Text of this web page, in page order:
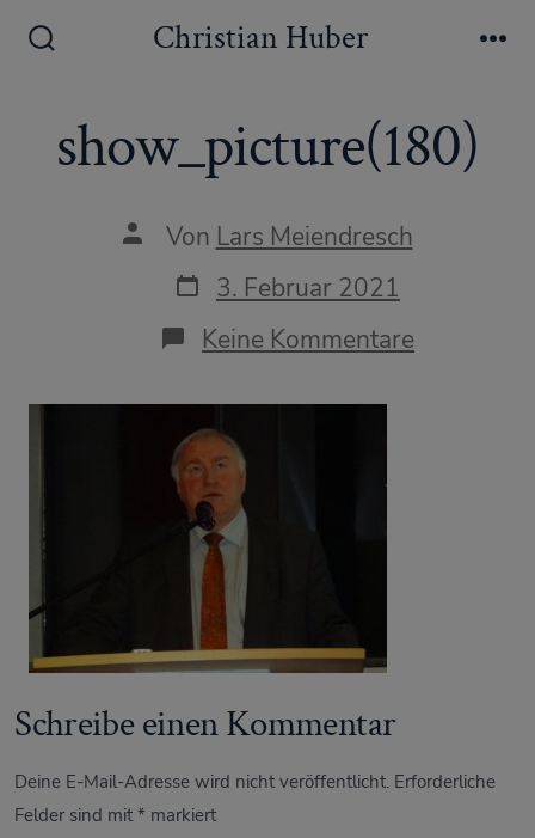
Inhalt
Christian Huber
show_picture(180)
Autor
Beitrags
Von Lars Meiendresch
Datum
des
Beitrags
3. Februar 2021
Keine Kommentare
Schreibe einen Kommentar
Deine E-Mail-Adresse wird nicht veröffentlicht. Erforderliche
Felder sind mit* markiert